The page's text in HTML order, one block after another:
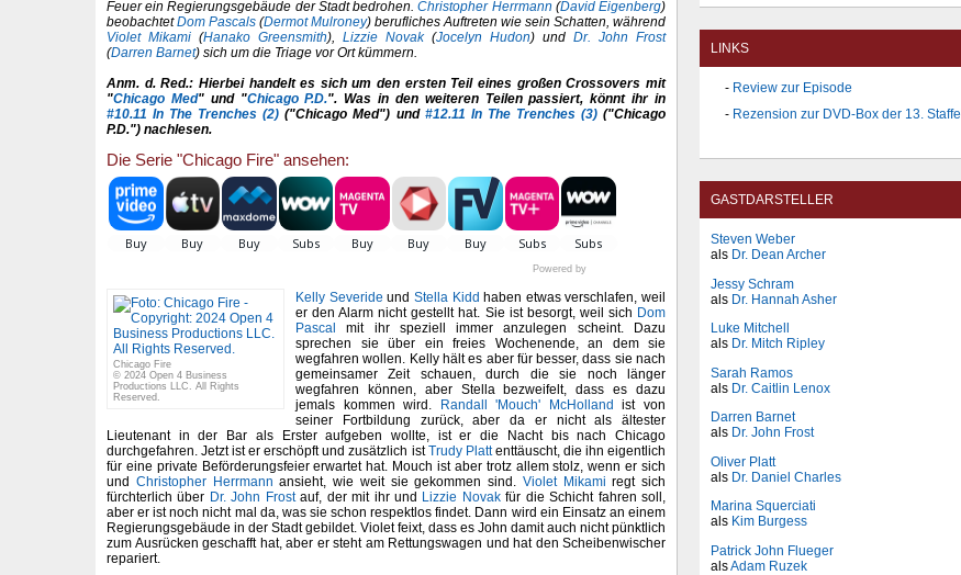
Feuer ein Regierungsgebäude der Stadt bedrohen.Christopher Herrmann (David Eigenberg)
beobachtetDom Pascals (Dermot Mulroney) berufliches Auftreten wie sein Schatten, während
Violet Mikami (Hanako Greensmith), Lizzie Novak(Jocelyn Hudon) und Dr. John Frost
(Darren Barnet) sich um die Triage vor Ort kümmern.
Anm. d. Red.: Hierbei handelt es sich um den ersten Teil eines großen Crossovers mit
"Chicago Med" und "Chicago P.D.". Was in den weiteren Teilen passiert, könnt ihr in
#10.11 In The Trenches (2) ("Chicago Med") und #12.11 In The Trenches (3)("Chicago
P.D.") nachlesen.
Die Serie "Chicago Fire" ansehen:
Powered by
Chicago Fire
© 2024 Open 4 Business
Productions LLC. All Rights
Reserved.
Kelly Severide und Stella Kidd haben etwas verschlafen, weil
er den Alarm nicht gestellt hat. Sie ist besorgt, weil sich Dom
Pascal
mit ihr speziell immer anzulegen scheint. Dazu
sprechen sie über ein freies Wochenende, an dem sie
wegfahren wollen. Kelly hält es aber für besser, dass sie nach
gemeinsamer Zeit schauen, durch die sie noch länger
wegfahren können, aber Stella bezweifelt, dass es dazu
jemals kommen wird.
Randall 'Mouch' McHolland
ist von
seiner Fortbildung zurück, aber da er nicht als ältester
Lieutenant in der Bar als Erster aufgeben wollte, ist er die Nacht bis nach Chicago
durchgefahren. Jetzt ist er erschöpft und zusätzlich istTrudy Plattenttäuscht, die ihn eigentlich
für eine private Beförderungsfeier erwartet hat. Mouch ist aber trotz allem stolz, wenn er sich
und Christopher Herrmann ansieht, wie weit sie gekommen sind. Violet Mikami regt sich
fürchterlich über Dr. John Frostauf, der mit ihr und Lizzie Novakfür die Schicht fahren soll,
aber er ist noch nicht mal da, was sie schon respektlos findet. Dann wird ein Einsatz an einem
Regierungsgebäude in der Stadt gebildet. Violet feixt, dass es John damit auch nicht pünktlich
zum Ausrücken geschafft hat, aber er steht am Rettungswagen und hat den Scheibenwischer
repariert.
LINKS
Review zur Episode
Rezension zur DVD-Box der 13. Staffel
GASTDARSTELLER
Steven Weber
als Dr. Dean Archer
Jessy Schram
als Dr. Hannah Asher
Luke Mitchell
als Dr. Mitch Ripley
Sarah Ramos
als Dr. Caitlin Lenox
Darren Barnet
als Dr. John Frost
Oliver Platt
als Dr. Daniel Charles
Marina Squerciati
als Kim Burgess
Patrick John Flueger
alsAdam Ruzek